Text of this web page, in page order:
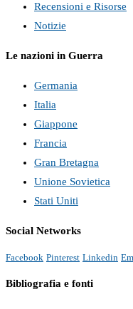
Recensioni e Risorse
Notizie
Le nazioni in Guerra
Germania
Italia
Giappone
Francia
Gran Bretagna
Unione Sovietica
Stati Uniti
Social Networks
Facebook Pinterest Linkedin
Bibliografia e fonti